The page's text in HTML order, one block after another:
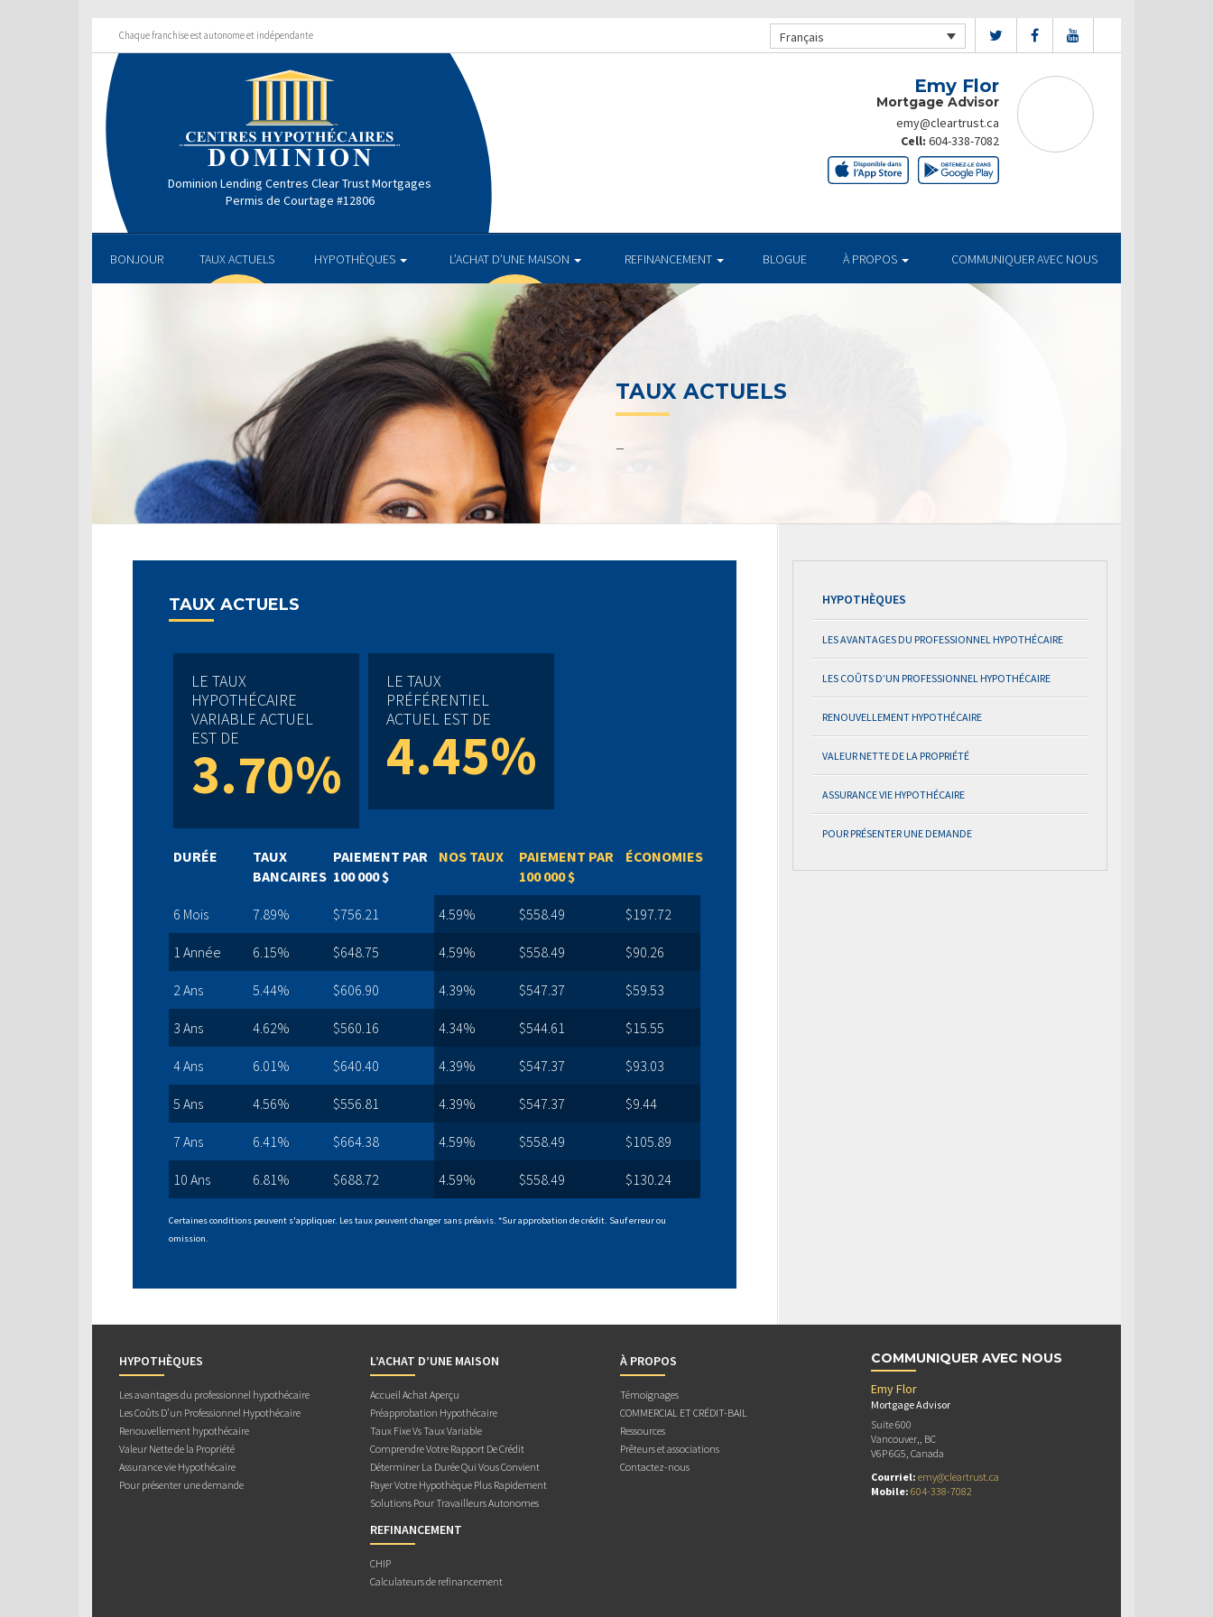
Chaque franchise est autonome et indépendante Français
Dominion Lending Centres Clear Trust Mortgages
Permis de Courtage #12806
Emy Flor
Mortgage Advisor
emy@cleartrust.ca
Cell: 604-338-7082
BONJOUR TAUX ACTUELS HYPOTHÈQUES L’ACHAT D’UNE MAISON REFINANCEMENT BLOGUE À PROPOS COMMUNIQUER AVEC NOUS
TAUX ACTUELS
–
TAUX ACTUELS
LE TAUX
HYPOTHÉCAIRE
VARIABLE ACTUEL
EST DE
3.70%
LE TAUX
PRÉFÉRENTIEL
ACTUEL EST DE
4.45%
DURÉE
TAUX
BANCAIRES
PAIEMENT PAR
100 000 $
NOS TAUX
PAIEMENT PAR
100 000 $
ÉCONOMIES
6 Mois 7.89% $756.21 4.59% $558.49 $197.72
1 Année 6.15% $648.75 4.59% $558.49 $90.26
2 Ans 5.44% $606.90 4.39% $547.37 $59.53
3 Ans 4.62% $560.16 4.34% $544.61 $15.55
4 Ans 6.01% $640.40 4.39% $547.37 $93.03
5 Ans 4.56% $556.81 4.39% $547.37 $9.44
7 Ans 6.41% $664.38 4.59% $558.49 $105.89
10 Ans 6.81% $688.72 4.59% $558.49 $130.24
Certaines conditions peuvent s'appliquer. Les taux peuvent changer sans préavis. *Sur approbation de crédit. Sauf erreur ou
omission.
HYPOTHÈQUES
LES AVANTAGES DU PROFESSIONNEL HYPOTHÉCAIRE
LES COÛTS D’UN PROFESSIONNEL HYPOTHÉCAIRE
RENOUVELLEMENT HYPOTHÉCAIRE
VALEUR NETTE DE LA PROPRIÉTÉ
ASSURANCE VIE HYPOTHÉCAIRE
POUR PRÉSENTER UNE DEMANDE
HYPOTHÈQUES
Les avantages du professionnel hypothécaire
Les Coûts D’un Professionnel Hypothécaire
Renouvellement hypothécaire
Valeur Nette de la Propriété
Assurance vie Hypothécaire
Pour présenter une demande
L’ACHAT D’UNE MAISON
Accueil Achat Aperçu
Préapprobation Hypothécaire
Taux Fixe Vs Taux Variable
Comprendre Votre Rapport De Crédit
Déterminer La Durée Qui Vous Convient
Payer Votre Hypothèque Plus Rapidement
Solutions Pour Travailleurs Autonomes
REFINANCEMENT
CHIP
Calculateurs de refinancement
À PROPOS
Témoignages
COMMERCIAL ET CRÉDIT-BAIL
Ressources
Prêteurs et associations
Contactez-nous
COMMUNIQUER AVEC NOUS
Emy Flor
Mortgage Advisor
Suite 600
Vancouver,, BC
V6P 6G5, Canada
Courriel: emy@cleartrust.ca
Mobile: 604-338-7082